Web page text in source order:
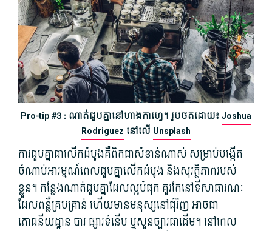
Pro-tip #3 : ណាត់ជួបគ្នានៅហាងកាហ្វេ។ រូបថតដោយ៖Joshua
Rodriguez នៅលើ Unsplash
ការ​ជួប​គ្នា​ជាលើកដំបូង​គឺ​ពិតជា​សំខាន់​ណាស់ សម្រាប់​បង្កើត​
ចំណាប់​អារម្មណ៍​ពេល​ជួប​គ្នា​លើកដំបូង និង​សុវត្ថិភាព​របស់​
ខ្លួន។ កន្លែង​ណាត់​ជួប​គ្នា​ដែល​ល្អ​បំផុត គួរតែ​នៅ​ទី​សាធារណៈ
ដែល​ពន្លឺ​គ្រប​គ្រាន់ ហើយ​មាន​មនុស្ស​នៅ​ជុំវិញ អាច​ជា
ភោជនីយដ្ឋាន បារ ផ្សារ​ទំនើប ​ឬ​សួនច្បារ​ជាដើម។ នៅ​ពេល​